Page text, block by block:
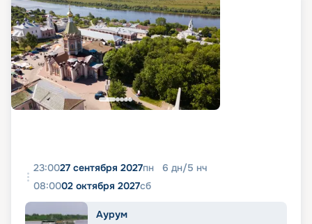
23:0027 сентября 2027пн 6 дн/5 нч
08:0002 октября 2027сб
Аурум